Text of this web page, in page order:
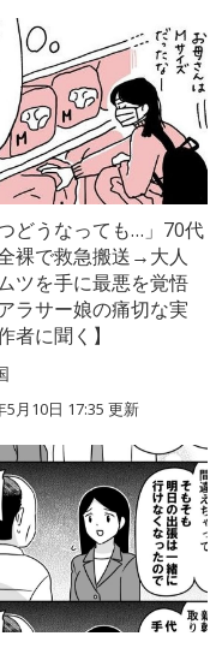
つどうなっても…」70代
裸で救急搬送→大人
ツを手に最悪を覚悟
ラサー娘の痛切な実
者に聞く】
5月10日 17:35 更新